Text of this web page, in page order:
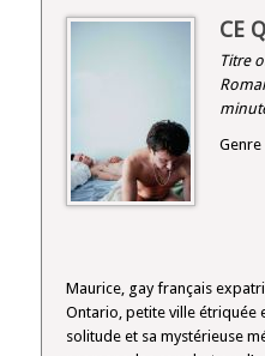
CE
Titre
Genre
Maurice, gay français
Ontario, petite ville étriquée
solitude et sa mystérieuse